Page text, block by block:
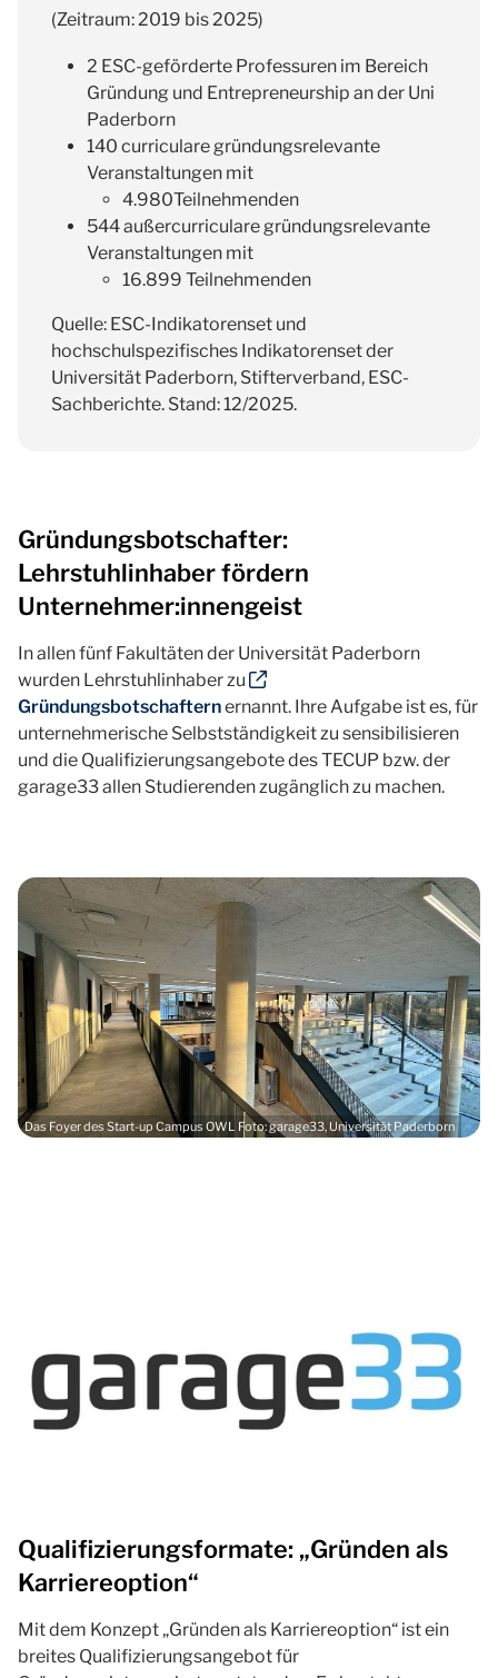
(Zeitraum: 2019 bis 2025)
2 ESC-geförderte Professuren im Bereich
Gründung und Entrepreneurship an der Uni
Paderborn
140 curriculare gründungsrelevante
Veranstaltungen mit
4.980Teilnehmenden
544 außercurriculare gründungsrelevante
Veranstaltungen mit
16.899 Teilnehmenden
Quelle: ESC-Indikatorenset und
hochschulspezifisches Indikatorenset der
Universität Paderborn, Stifterverband, ESC-
Sachberichte. Stand: 12/2025.
Gründungsbotschafter:
Lehrstuhlinhaber fördern
Unternehmer:innengeist
In allen fünf Fakultäten der Universität Paderborn
wurden Lehrstuhlinhaber zu
Gründungsbotschafternernannt. Ihre Aufgabe ist es, für
unternehmerische Selbstständigkeit zu sensibilisieren
und die Qualifizierungsangebote des TECUP bzw. der
garage33 allen Studierenden zugänglich zu machen.
Das Foyer des Start-up Campus OWL Foto: garage33, Universität Paderborn
Qualifizierungsformate: „Gründen als
Karriereoption“
Mit dem Konzept „Gründen als Karriereoption“ ist ein
breites Qualifizierungsangebot für